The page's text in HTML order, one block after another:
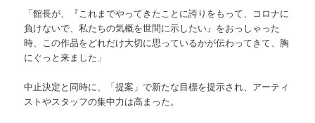
「館長が、『これまでやってきたことに誇りをもって、コロナに
負けないで、私たちの気概を世間に示したい』をおっしゃった
時、この作品をどれだけ大切に思っているかが伝わってきて、胸
にぐっと来ました」
中止決定と同時に、「提案」で新たな目標を提示され、アーティ
ストやスタッフの集中力は高まった。